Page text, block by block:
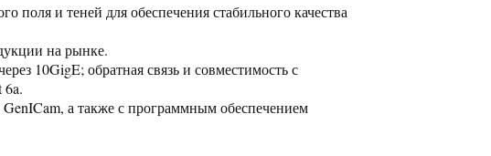
поля и теней для обеспечения стабильного качества
на рынке.
10GigE; обратная связь и совместимость с
6a.
а также с программным обеспечением